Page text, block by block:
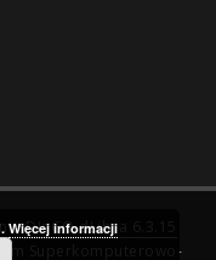
DInGO dLibra 6.3.15
Superkomputerowo-
Więcej informacji